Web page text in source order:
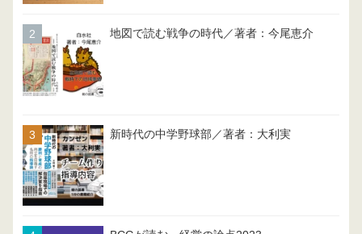
地図で読む戦争の時代／著者：今尾恵介
新時代の中学野球部／著者：大利実